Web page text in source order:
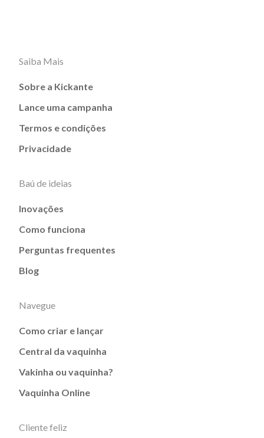
Saiba Mais
Sobre a Kickante
Lance uma campanha
Termos e condições
Privacidade
Baú de ideias
Inovações
Como funciona
Perguntas frequentes
Blog
Navegue
Como criar e lançar
Central da vaquinha
Vakinha ou vaquinha?
Vaquinha Online
Cliente feliz